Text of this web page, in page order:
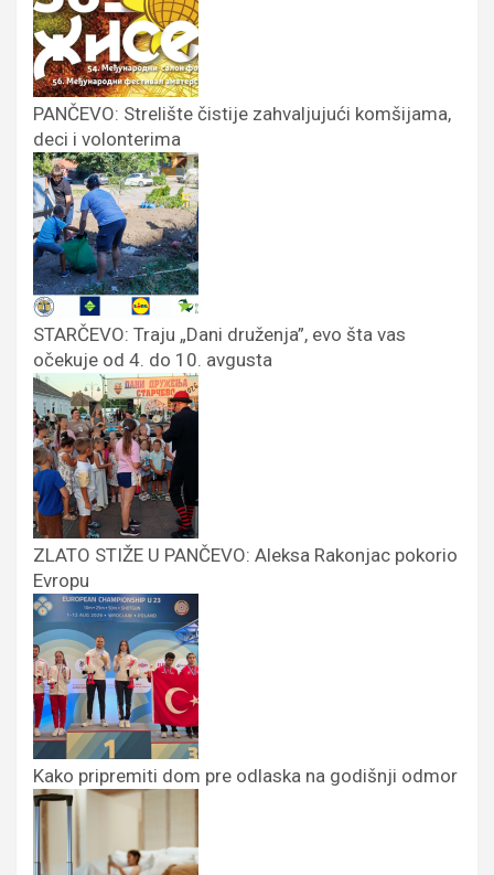
PANČEVO: Strelište čistije zahvaljujući komšijama,
deci i volonterima
STARČEVO: Traju „Dani druženja”, evo šta vas
očekuje od 4. do 10. avgusta
ZLATO STIŽE U PANČEVO: Aleksa Rakonjac pokorio
Evropu
Kako pripremiti dom pre odlaska na godišnji odmor